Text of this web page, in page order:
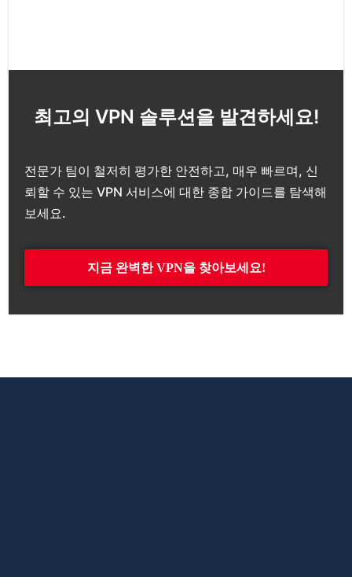
최고의 VPN 솔루션을 발견하세요!
전문가 팀이 철저히 평가한 안전하고, 매우 빠르며, 신
뢰할 수 있는 VPN 서비스에 대한 종합 가이드를 탐색해
보세요.
지금 완벽한 VPN을 찾아보세요!